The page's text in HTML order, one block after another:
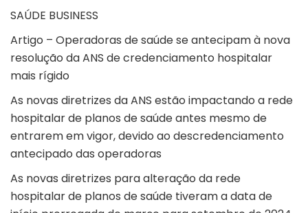
SAÚDE BUSINESS
Artigo – Operadoras de saúde se antecipam à nova
resolução da ANS de credenciamento hospitalar
mais rígido
As novas diretrizes da ANS estão impactando a rede
hospitalar de planos de saúde antes mesmo de
entrarem em vigor, devido ao descredenciamento
antecipado das operadoras
As novas diretrizes para alteração da rede
hospitalar de planos de saúde tiveram a data de